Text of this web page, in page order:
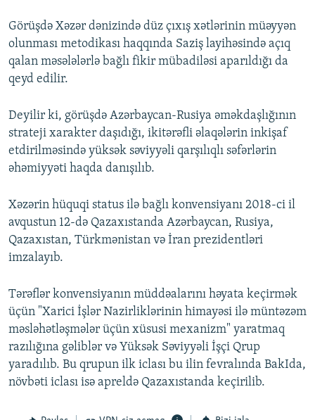
Görüşdə Xəzər dənizində düz çıxış xətlərinin müəyyən
olunması metodikası haqqında Saziş layihəsində açıq
qalan məsələlərlə bağlı fikir mübadiləsi aparıldığı da
qeyd edilir.
Deyilir ki, görüşdə Azərbaycan-Rusiya əməkdaşlığının
strateji xarakter daşıdığı, ikitərəfli əlaqələrin inkişaf
etdirilməsində yüksək səviyyəli qarşılıqlı səfərlərin
əhəmiyyəti haqda danışılıb.
Xəzərin hüquqi status ilə bağlı konvensiyanı 2018-ci il
avqustun 12-də Qazaxıstanda Azərbaycan, Rusiya,
Qazaxıstan, Türkmənistan və İran prezidentləri
imzalayıb.
Tərəflər konvensiyanın müddəalarını həyata keçirmək
üçün "Xarici İşlər Nazirliklərinin himayəsi ilə müntəzəm
məsləhətləşmələr üçün xüsusi mexanizm" yaratmaq
razılığına gəliblər və Yüksək Səviyyəli İşçi Qrup
yaradılıb. Bu qrupun ilk iclası bu ilin fevralında BakIda,
növbəti iclası isə apreldə Qazaxıstanda keçirilib.